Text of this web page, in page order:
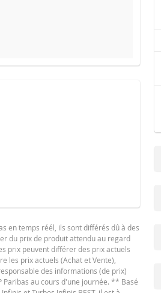
de ce produit a été atteinte.
en temps réél, ils sont différés dû à des
du prix de produit attendu au regard
prix peuvent différer des prix actuels
les prix actuels (Achat et Vente),
des informations (de prix)
au cours d'une journée. ** Basé